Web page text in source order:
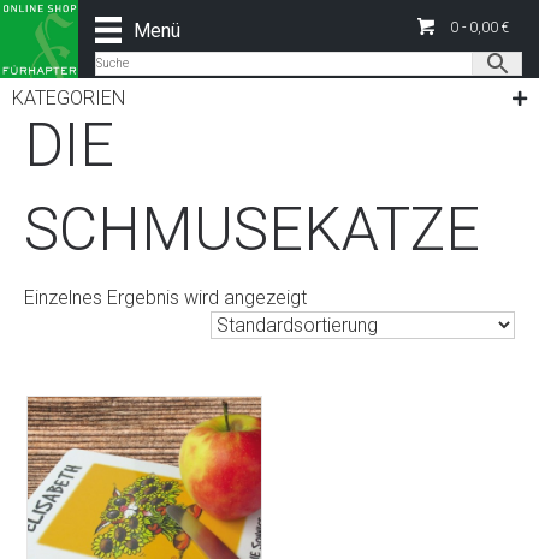
Menü 0 - 0,00 €
KATEGORIEN
Start
/ Produkt Schneidbrettchen Motiv / DIE
SCHMUSEKATZE
DIE
SCHMUSEKATZE
Einzelnes Ergebnis wird angezeigt